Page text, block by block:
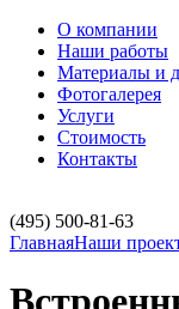
О компании
Наши работы
Материалы и
Фотогалерея
Услуги
Стоимость
Контакты
(495) 500-81-63
ГлавнаяНаши